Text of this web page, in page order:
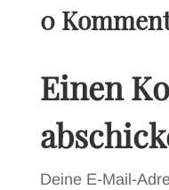
0
Einen
Deine E-Mail-